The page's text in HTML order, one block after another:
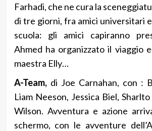
Farhadi, che ne cura la
di tre giorni, fra amici universitari
scuola: gli amici capiranno
Ahmed ha organizzato il viaggio
maestra Elly…
A-Team,di Joe Carnahan, con :
Liam Neeson, Jessica Biel,
Wilson. Avventura e azione
schermo, con le avventure